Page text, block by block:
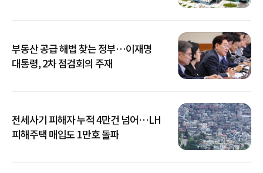
부동산 공급 해법 찾는 정부…이재명
대통령, 2차 점검회의 주재
전세사기 피해자 누적 4만건 넘어…LH
피해주택 매입도 1만호 돌파